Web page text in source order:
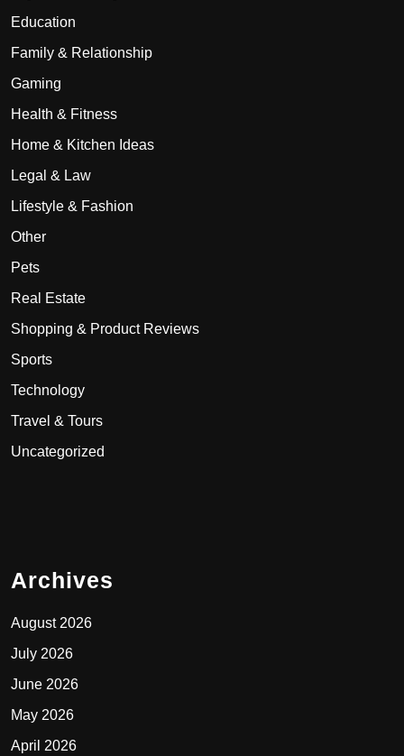
Education
Family & Relationship
Gaming
Health & Fitness
Home & Kitchen Ideas
Legal & Law
Lifestyle & Fashion
Other
Pets
Real Estate
Shopping & Product Reviews
Sports
Technology
Travel & Tours
Uncategorized
Archives
August 2026
July 2026
June 2026
May 2026
April 2026